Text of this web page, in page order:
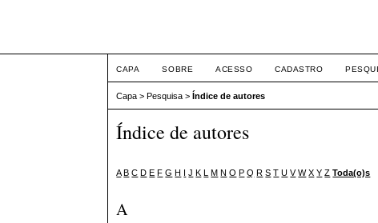
CAPA SOBRE ACESSO CADASTRO
Capa >Pesquisa >Índice de autores
Índice de autores
A B C D E F G H I J K L M N O P Q R S T U V W X Y Z Toda(o)s
A